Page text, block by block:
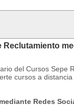
del Cursos Sepe
cursos a
Redes